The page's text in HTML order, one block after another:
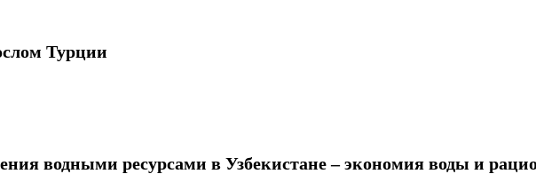
Турции
водными ресурсами в Узбекистане – экономия воды и